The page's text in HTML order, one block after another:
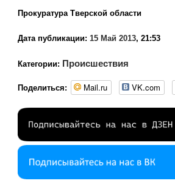
Прокуратура Тверской области
Дата публикации: 15 Май 2013, 21:53
Категории: Происшествия
Поделиться: Mail.ru VK.com